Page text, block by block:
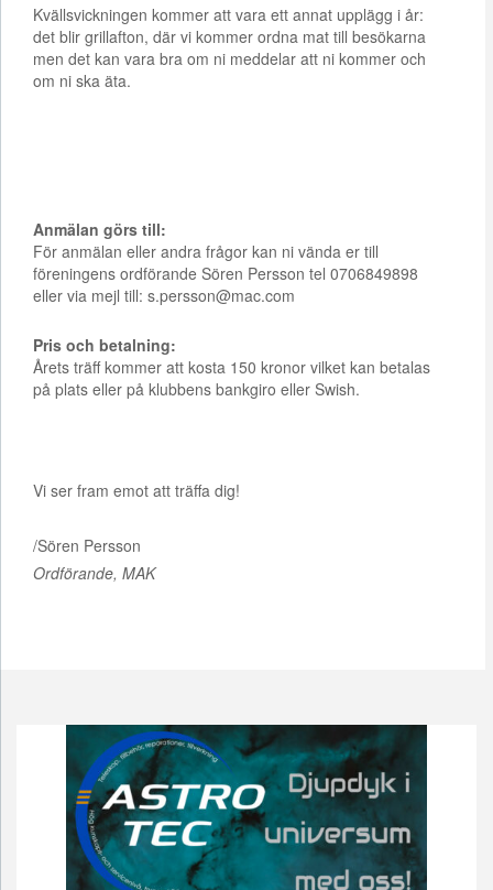
Kvällsvickningen kommer att vara ett annat upplägg i år:
det blir grillafton, där vi kommer ordna mat till besökarna
men det kan vara bra om ni meddelar att ni kommer och
om ni ska äta.
Anmälan görs till:
För anmälan eller andra frågor kan ni vända er till
föreningens ordförande Sören Persson tel 0706849898
eller via mejl till: s.persson@mac.com
Pris och betalning:
Årets träff kommer att kosta 150 kronor vilket kan betalas
på plats eller på klubbens bankgiro eller Swish.
Vi ser fram emot att träffa dig!
/Sören Persson
Ordförande, MAK